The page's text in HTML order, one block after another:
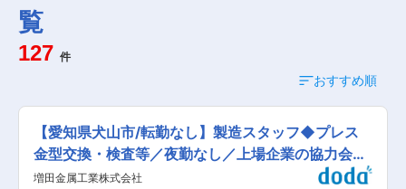
覧
127 件
おすすめ順
【愛知県犬山市/転勤なし】製造スタッフ◆プレス
金型交換・検査等／夜勤なし／上場企業の協力会社
で安定
増田金属工業株式会社